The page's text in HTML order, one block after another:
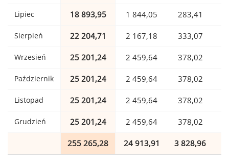
Lipiec 18 893,95 1 844,05 283,41
Sierpień 22 204,71 2 167,18 333,07
Wrzesień 25 201,24 2 459,64 378,02
Październik 25 201,24 2 459,64 378,02
Listopad 25 201,24 2 459,64 378,02
Grudzień 25 201,24 2 459,64 378,02
255 265,28 24 913,91 3 828,96